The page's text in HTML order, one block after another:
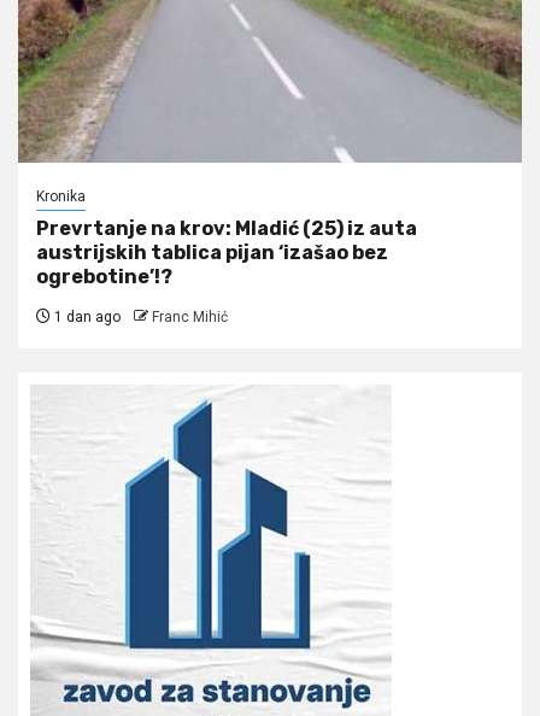
Kronika
Prevrtanje na krov: Mladić (25) iz auta
austrijskih tablica pijan ‘izašao bez
ogrebotine’!?
1 dan ago Franc Mihić